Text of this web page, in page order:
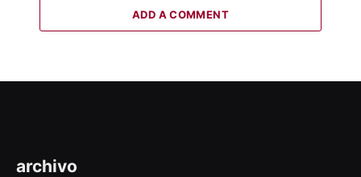
ADD A COMMENT
archivo